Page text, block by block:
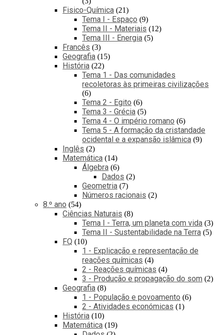
Fisico-Química 21
Tema I - Espaço 9
Tema II - Materiais 12
Tema III - Energia 5
Francês 3
Geografia 15
História 22
Tema 1 - Das comunidades
recoletoras às primeiras civilizações
6
Tema 2 - Egito 6
Tema 3 - Grécia 5
Tema 4 - O império romano 6
Tema 5 - A formação da cristandade
ocidental e a expansão islâmica 9
Inglês 2
Matemática 14
Álgebra 6
Dados 2
Geometria 7
Números racionais 2
8.º ano 54
Ciências Naturais 8
Tema I - Terra, um planeta com vida 3
Tema II - Sustentabilidade na Terra 5
FQ 10
1 - Explicação e representação de
reações químicas 4
2 - Reações químicas 4
3 - Produção e propagação do som 2
Geografia 8
1 - População e povoamento 6
2 - Atividades económicas 1
História 10
Matemática 19